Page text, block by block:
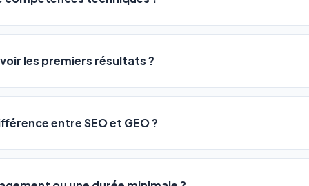
a été conçu pour être accessible àtous les profils:
ou agences. Pas de code, pas de configuration complexe —
votre activité, et le logiciel gère tout en automatique
les premiers résultats ?
observent une amélioration de leur positionnement en4
entre SEO et GEO ?
vous positionne sur les moteurs classiques :
Optimization) va plus loin : il fait en sorte que les IA